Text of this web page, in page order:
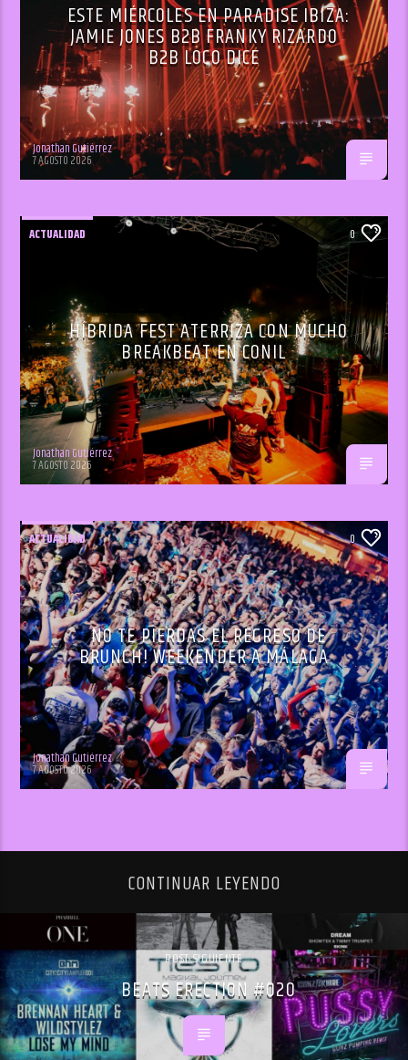
ESTE MIÉRCOLES EN PARADISE IBIZA:
JAMIE JONES B2B FRANKY RIZARDO
B2B LOCO DICE
Jonathan Gutiérrez
7 AGOSTO 2026
ACTUALIDAD 0
HÍBRIDA FEST ATERRIZA CON MUCHO
BREAKBEAT EN CONIL
Jonathan Gutiérrez
7 AGOSTO 2026
ACTUALIDAD 0
NO TE PIERDAS EL REGRESO DE
BRUNCH! WEEKENDER A MÁLAGA
Jonathan Gutiérrez
7 AGOSTO 2026
CONTINUAR LEYENDO
POST SIGUIENTE
BEATS ERECTION #020